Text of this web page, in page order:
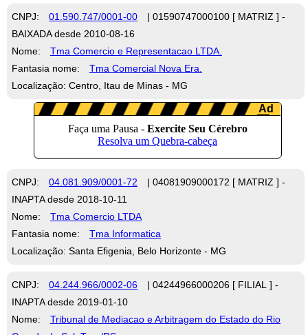
CNPJ: 01.590.747/0001-00
| 01590747000100 [ MATRIZ ] -
BAIXADA desde 2010-08-16
Nome:
Tma Comercio e Representacao LTDA.
Fantasia nome:
Tma Comercial Nova Era.
Localização: Centro, Itau de Minas - MG
CNPJ: 04.081.909/0001-72
| 04081909000172 [ MATRIZ ] -
INAPTA desde 2018-10-11
Nome:
Tma Comercio LTDA
Fantasia nome:
Tma Informatica
Localização: Santa Efigenia, Belo Horizonte - MG
CNPJ: 04.244.966/0002-06
| 04244966000206 [ FILIAL ] -
INAPTA desde 2019-01-10
Nome:
Tribunal de Mediacao e Arbitragem do Estado do Rio